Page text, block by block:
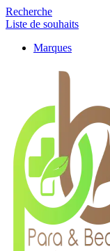
Recherche
Liste de souhaits
Marques